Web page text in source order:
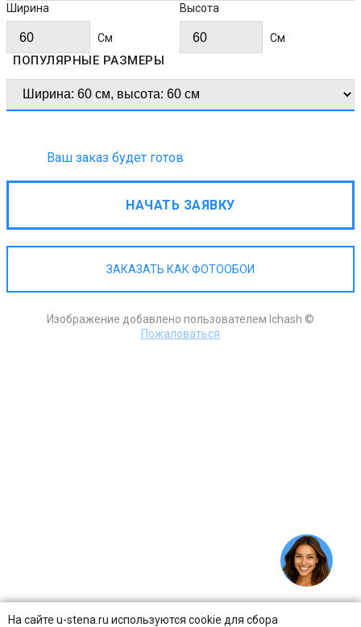
На сайте u-stena.ru используются cookie для сбора
Ширина
Cм
Высота
Cм
ПОПУЛЯРНЫЕ РАЗМЕРЫ
Ваш заказ будет готов
НАЧАТЬ ЗАЯВКУ
ЗАКАЗАТЬ КАК ФОТООБОИ
Изображение добавлено пользователем Ichash ©
Пожаловаться